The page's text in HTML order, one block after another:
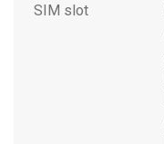
SIM slot